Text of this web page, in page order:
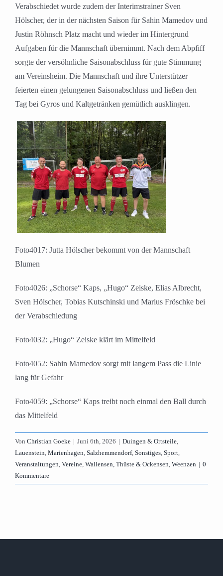
Verabschiedet wurde zudem der Interimstrainer Sven
Hölscher, der in der nächsten Saison für Sahin Mamedov und
Justin Röhnsch Platz macht und wieder im Hintergrund
Aufgaben für die Mannschaft übernimmt. Nach dem Abpfiff
sorgte der versöhnliche Saisonabschluss für gute Stimmung
am Vereinsheim. Die Mannschaft und ihre Unterstützer
feierten einen gelungenen Saisonabschluss und ließen den
Tag bei Gyros und Kaltgetränken gemütlich ausklingen.
Foto4017: Jutta Hölscher bekommt von der Mannschaft
Blumen
Foto4026: „Schorse“ Kaps, „Hugo“ Zeiske, Elias Albrecht,
Sven Hölscher, Tobias Kutschinski und Marius Fröschke bei
der Verabschiedung
Foto4032: „Hugo“ Zeiske klärt im Mittelfeld
Foto4052: Sahin Mamedov sorgt mit langem Pass die Linie
lang für Gefahr
Foto4059: „Schorse“ Kaps treibt noch einmal den Ball durch
das Mittelfeld
Von Christian Goeke | Juni 6th, 2026 | Duingen & Ortsteile,
Lauenstein, Marienhagen, Salzhemmendorf, Sonstiges, Sport,
Veranstaltungen, Vereine, Wallensen, Thüste & Ockensen, Weenzen | 0
Kommentare